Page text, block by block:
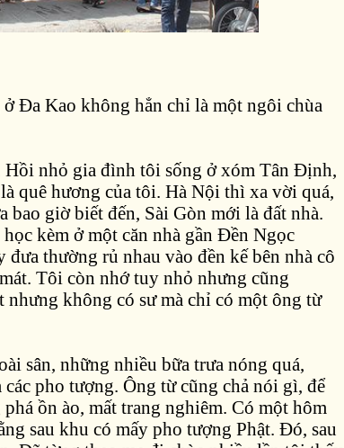
Đa Kao không hẳn chỉ là một ngôi chùa
Hồi nhỏ gia đình tôi sống ở xóm Tân Định,
quê hương của tôi. Hà Nội thì xa vời quá,
bao giờ biết đến, Sài Gòn mới là đất nhà.
kèm ở một căn nhà gần Đền Ngọc
thường rủ nhau vào đền kế bên nhà cô
Tôi còn nhớ tuy nhỏ nhưng cũng
nhưng không có sư mà chỉ có một ông từ
sân, những nhiều bữa trưa nóng quá,
pho tượng. Ông từ cũng chả nói gì, để
ồn ào, mất trang nghiêm. Có một hôm
sau khu có mấy pho tượng Phật. Đó, sau